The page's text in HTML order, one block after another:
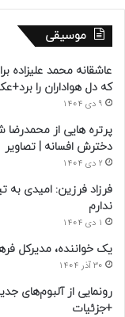
موسیقی
عاشقانه محمد علیزاده
که دل هواداران را
9 دی 1404
پرتره هایی از
دخترش افسانه | تصاویر
2 دی 1404
فرزاد فرزین: امیدی به
ندارم
1 دی 1404
یک خواننده، مدیرکل
30 آذر 1404
رونمایی از آلبوم‌های
+جزئیات